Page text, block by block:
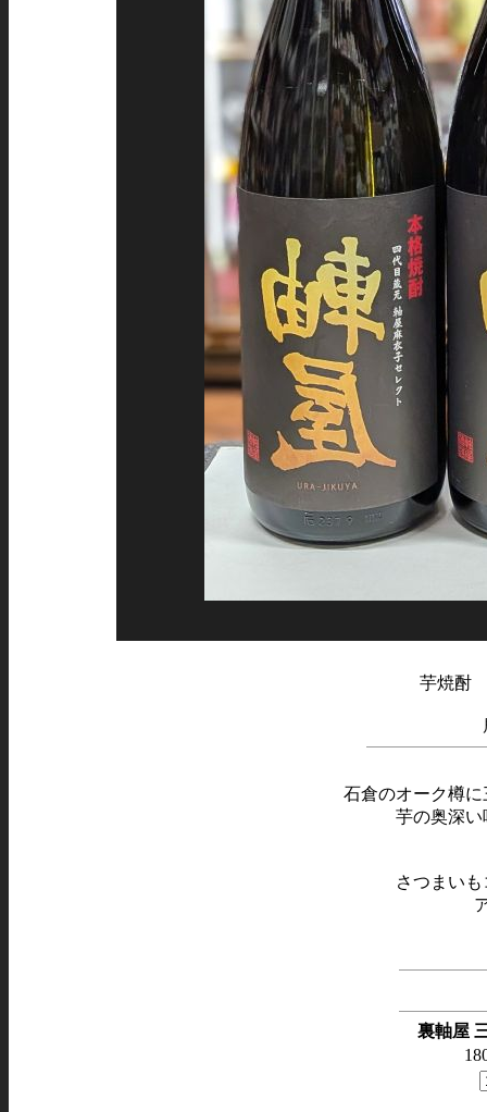
芋焼
石倉のオーク樽
芋の奥深
さつまい
裏軸屋